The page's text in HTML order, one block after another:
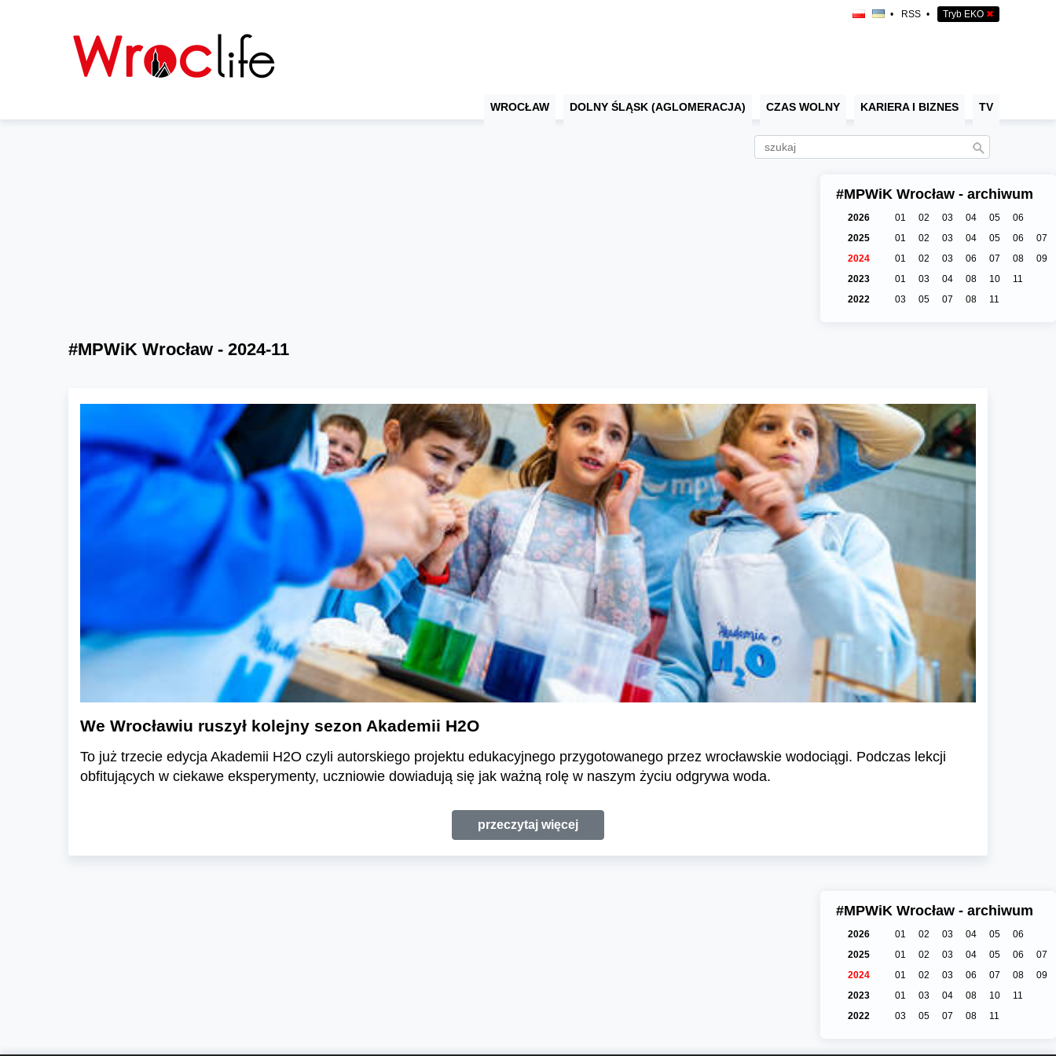
• RSS • Tryb EKO ✖
WROCŁAW DOLNY ŚLĄSK (AGLOMERACJA) CZAS WOLNY KARIERA I BIZNES TV
#MPWiK Wrocław - archiwum
2026 01 02 03 04 05
06
2025
01 02 03 04 05 06
07
2024
01 02 03 06 07 08
09
2023
01 03 04 08 10
11
2022
03 05 07 08 11
#MPWiK Wrocław - 2024-11
We Wrocławiu ruszył kolejny sezon Akademii H2O
To już trzecie edycja Akademii H2O czyli autorskiego projektu edukacyjnego przygotowanego przez wrocławskie wodociągi. Podczas lekcji
obfitujących w ciekawe eksperymenty, uczniowie dowiadują się jak ważną rolę w naszym życiu odgrywa woda.
przeczytaj więcej
#MPWiK Wrocław - archiwum
2026 01 02 03 04 05
06
2025
01 02 03 04 05 06
07
2024
01 02 03 06 07 08
09
2023
01 03 04 08 10
11
2022
03 05 07 08 11